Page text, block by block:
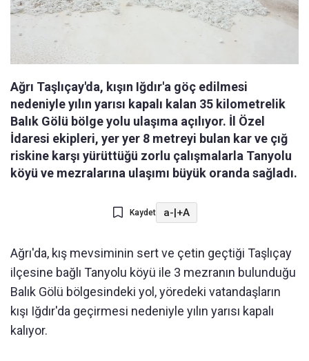
Ağrı Taşlıçay'da, kışın Iğdır'a göç edilmesi
nedeniyle yılın yarısı kapalı kalan 35 kilometrelik
Balık Gölü bölge yolu ulaşıma açılıyor. İl Özel
İdaresi ekipleri, yer yer 8 metreyi bulan kar ve çığ
riskine karşı yürüttüğü zorlu çalışmalarla Tanyolu
köyü ve mezralarına ulaşımı büyük oranda sağladı.
Kaydet a-|+A
Ağrı'da, kış mevsiminin sert ve çetin geçtiği Taşlıçay
ilçesine bağlı Tanyolu köyü ile 3 mezranın bulunduğu
Balık Gölü bölgesindeki yol, yöredeki vatandaşların
kışı Iğdır'da geçirmesi nedeniyle yılın yarısı kapalı
kalıyor.